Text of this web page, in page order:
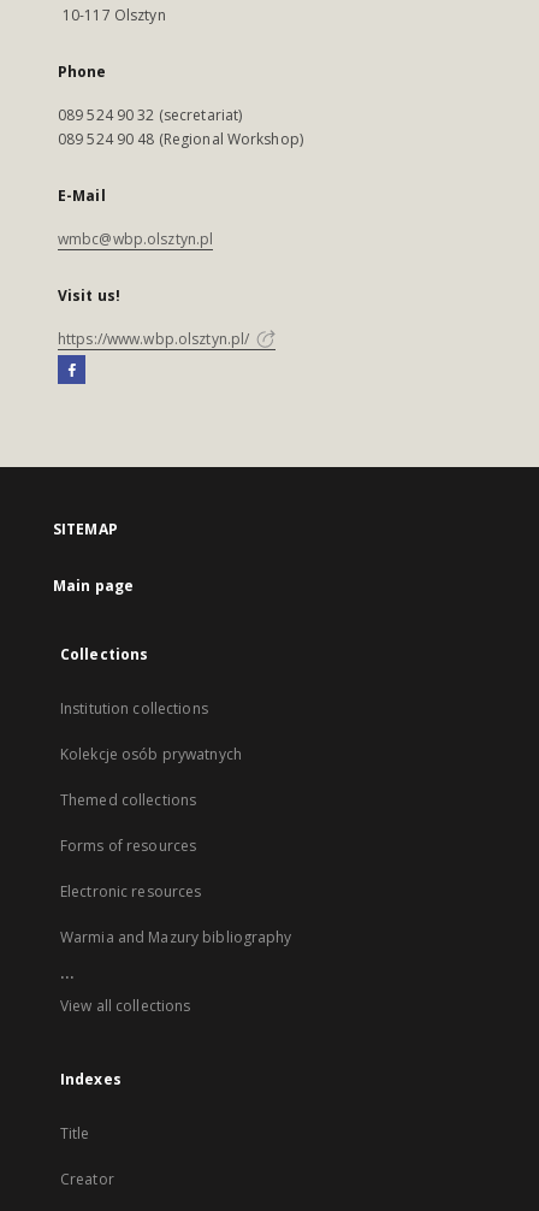
10-117 Olsztyn
Phone
089 524 90 32 (secretariat)
089 524 90 48 (Regional Workshop)
E-Mail
wmbc@wbp.olsztyn.pl
Visit us!
https://www.wbp.olsztyn.pl/
SITEMAP
Main page
Collections
Institution collections
Kolekcje osób prywatnych
Themed collections
Forms of resources
Electronic resources
Warmia and Mazury bibliography
...
View all collections
Indexes
Title
Creator